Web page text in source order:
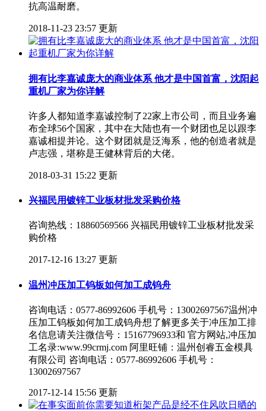
抗高温耐磨。
2018-11-23 23:57 更新
拥有比李嘉诚庞大的商业体系 他才是中国首富，沈阳起
重机厂家为你详解
许多人都知道李嘉诚控制了22家上市公司，而且业务遍
布全球56个国家，其中在大陆也有一个财团也足以跟李
嘉诚相提并论。这个财团就是泛海系，他的创造者就是
卢志强，堪称是王健林背后的大佬。
2018-03-31 15:22 更新
兴福民用镀锌工业板材批发采购价格
咨询热线：18860569566 兴福民用镀锌工业板材批发采
购价格
2017-12-16 13:27 更新
温州冲压加工钨板如何加工成钨舟
咨询电话：0577-86992606 手机号：13002697567温州冲
压加工钨板如何加工成钨舟想了解更多关于冲压加工排
名信息请关注微信号：15167796933和 官方网站,冲压加
工名录:www.99crmj.com 阿里旺铺：温州创睿五金模具
有限公司 咨询电话：0577-86992606 手机号：
13002697567
2017-12-14 15:56 更新